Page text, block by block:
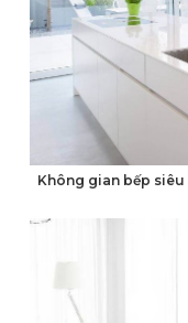
Không gian bếp siêu